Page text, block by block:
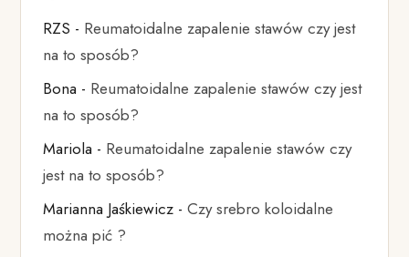
RZS - Reumatoidalne zapalenie stawów czy jest
na to sposób?
Bona - Reumatoidalne zapalenie stawów czy jest
na to sposób?
Mariola - Reumatoidalne zapalenie stawów czy
jest na to sposób?
Marianna Jaśkiewicz -Czy srebro koloidalne
można pić ?